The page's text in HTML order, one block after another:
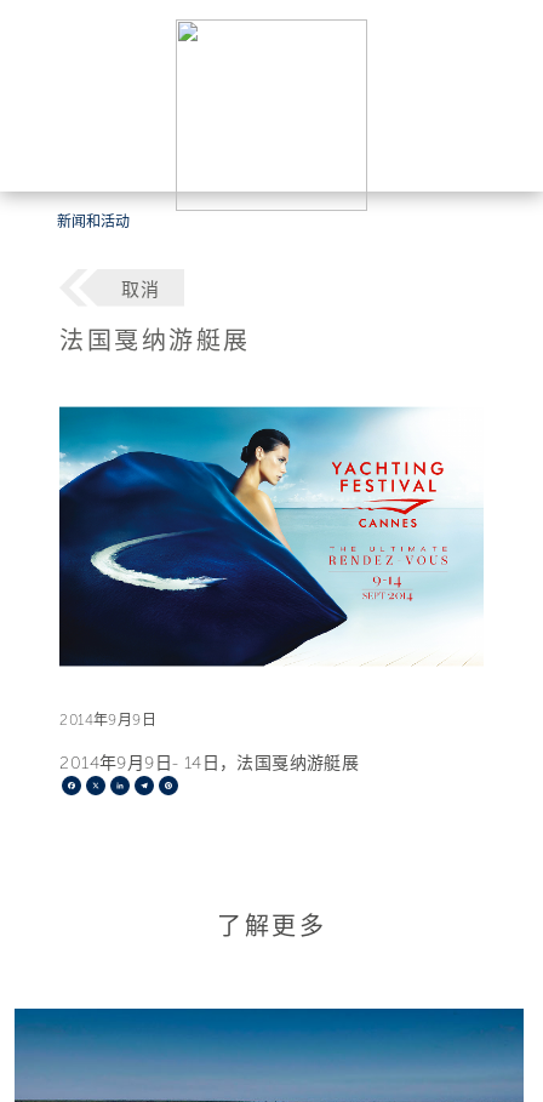
新闻和活动
取消
法国戛纳游艇展
2014年9月9日
2014年9月9日- 14日，法国戛纳游艇展
Facebook
X LinkedIn
Telegram
了解更多